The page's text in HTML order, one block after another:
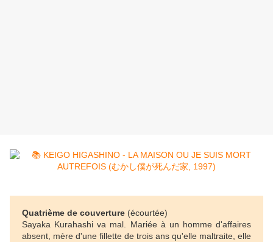
Quatrième de couverture (écourtée)
Sayaka Kurahashi va mal. Mariée à un homme d'affaires
absent, mère d'une fillette de trois ans qu'elle maltraite, elle